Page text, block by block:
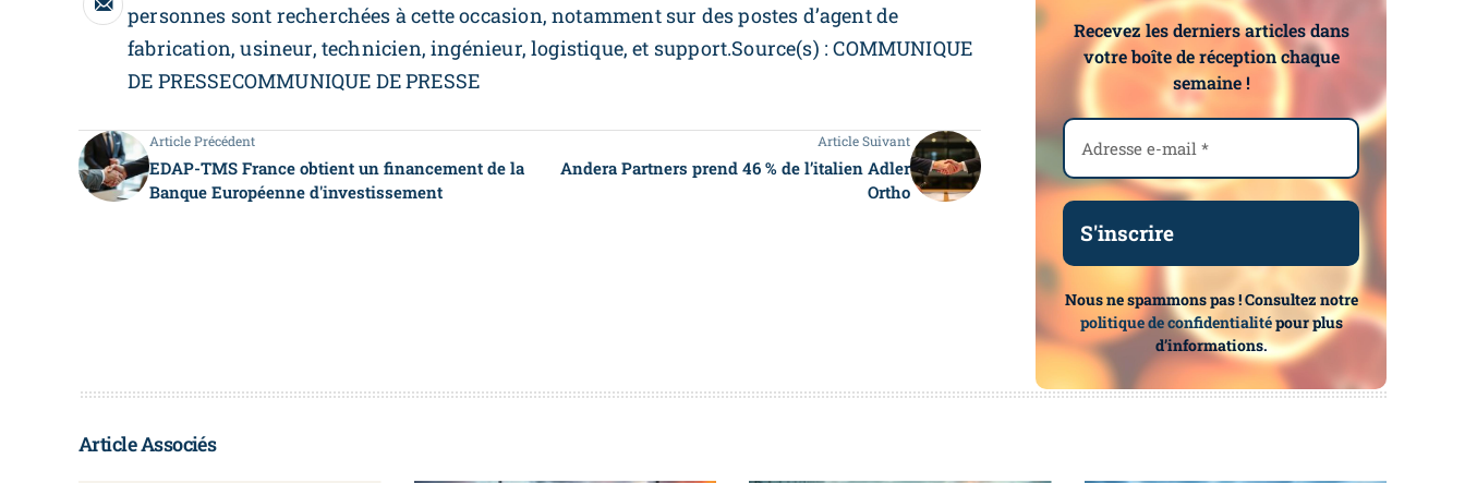
personnes sont recherchées à cette occasion, notamment sur des postes d’agent de
fabrication, usineur, technicien, ingénieur, logistique, et support.Source(s) : COMMUNIQUE
DE PRESSECOMMUNIQUE DE PRESSE
Article Précédent
EDAP-TMS France obtient un financement de la
Banque Européenne d'investissement
Article Suivant
Andera Partners prend 46 % de l’italien Adler
Ortho
Recevez les derniers articles dans
votre boîte de réception chaque
semaine !
Nous ne spammons pas ! Consultez notre
politique de confidentialitépour plus
d’informations.
Article Associés